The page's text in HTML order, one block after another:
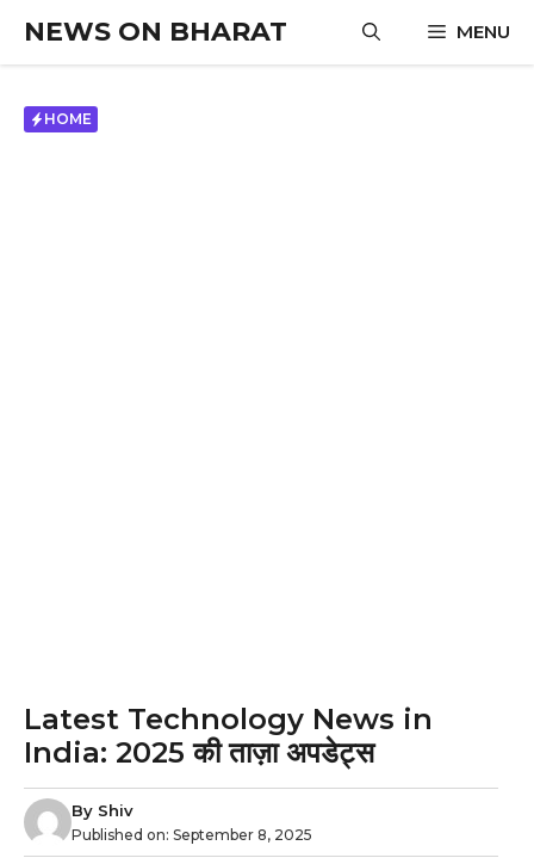
content
NEWS ON BHARAT MENU
HOME
Latest Technology News in
India: 2025 की ताज़ा अपडेट्स
By Shiv
Published on: September 8, 2025